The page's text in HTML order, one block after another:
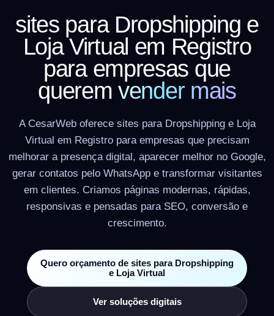
sites para Dropshipping e
Loja Virtual em Registro
para empresas que
queremvender mais
A CesarWeb oferece sites para Dropshipping e Loja
Virtual em Registro para empresas que precisam
melhorar a presença digital, aparecer melhor no Google,
gerar contatos pelo WhatsApp e transformar visitantes
em clientes. Criamos páginas modernas, rápidas,
responsivas e pensadas para SEO, conversão e
crescimento.
Quero orçamento de sites para Dropshipping
e Loja Virtual
Ver soluções digitais